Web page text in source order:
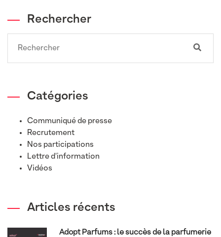
Rechercher
Catégories
Communiqué de presse
Recrutement
Nos participations
Lettre d'information
Vidéos
Articles récents
Adopt Parfums : le succès de la parfumerie